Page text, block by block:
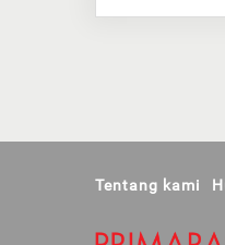
Tentang kami